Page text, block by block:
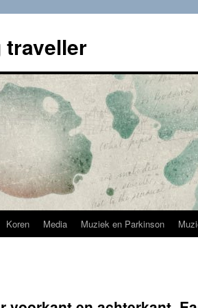
traveller
Koren Media Muziek en Parkinson